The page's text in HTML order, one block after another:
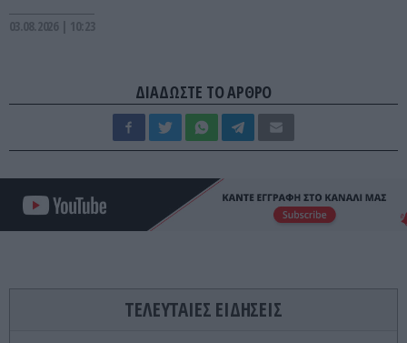
03.08.2026 | 10:23
ΔΙΑΔΩΣΤΕ ΤΟ ΑΡΘΡΟ
ΤΕΛΕΥΤΑΙΕΣ ΕΙΔΗΣΕΙΣ